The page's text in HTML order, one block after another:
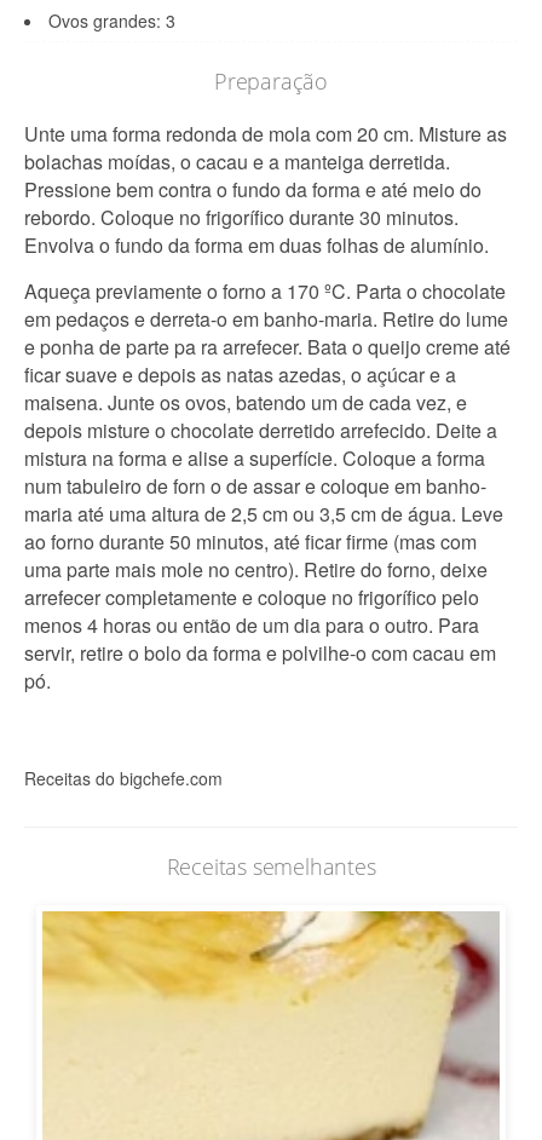
Ovos grandes: 3
Preparação
Unte uma forma redonda de mola com 20 cm. Misture as
bolachas moídas, o cacau e a manteiga derretida.
Pressione bem contra o fundo da forma e até meio do
rebordo. Coloque no frigorífico durante 30 minutos.
Envolva o fundo da forma em duas folhas de alumínio.
Aqueça previamente o forno a 170 ºC. Parta o chocolate
em pedaços e derreta-o em banho-maria. Retire do lume
e ponha de parte pa ra arrefecer. Bata o queijo creme até
ficar suave e depois as natas azedas, o açúcar e a
maisena. Junte os ovos, batendo um de cada vez, e
depois misture o chocolate derretido arrefecido. Deite a
mistura na forma e alise a superfície. Coloque a forma
num tabuleiro de forn o de assar e coloque em banho-
maria até uma altura de 2,5 cm ou 3,5 cm de água. Leve
ao forno durante 50 minutos, até ficar firme (mas com
uma parte mais mole no centro). Retire do forno, deixe
arrefecer completamente e coloque no frigorífico pelo
menos 4 horas ou então de um dia para o outro. Para
servir, retire o bolo da forma e polvilhe-o com cacau em
pó.
Receitas do bigchefe.com
Receitas semelhantes